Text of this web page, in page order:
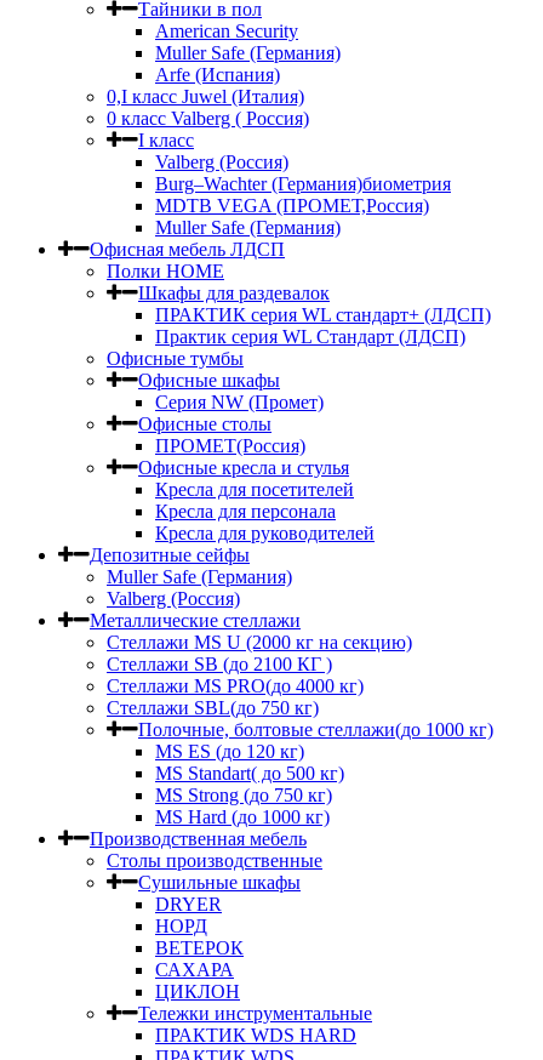
Тайники в пол
American Security
Muller Safe (Германия)
Arfe (Испания)
0,I класс Juwel (Италия)
0 класс Valberg ( Россия)
I класс
Valberg (Россия)
Burg–Wachter (Германия)биометрия
MDTB VEGA (ПРОМЕТ,Россия)
Muller Safe (Германия)
Офисная мебель ЛДСП
Полки HOME
Шкафы для раздевалок
ПРАКТИК серия WL стандарт+ (ЛДСП)
Практик серия WL Стандарт (ЛДСП)
Офисные тумбы
Офисные шкафы
Серия NW (Промет)
Офисные столы
ПРОМЕТ(Россия)
Офисные кресла и стулья
Кресла для посетителей
Кресла для персонала
Кресла для руководителей
Депозитные сейфы
Muller Safe (Германия)
Valberg (Россия)
Металлические стеллажи
Стеллажи MS U (2000 кг на секцию)
Стеллажи SB (до 2100 КГ )
Стеллажи MS PRO(до 4000 кг)
Стеллажи SBL(до 750 кг)
Полочные, болтовые стеллажи(до 1000 кг)
MS ES (до 120 кг)
MS Standart( до 500 кг)
MS Strong (до 750 кг)
MS Hard (до 1000 кг)
Производственная мебель
Столы производственные
Сушильные шкафы
DRYER
НОРД
ВЕТЕРОК
САХАРА
ЦИКЛОН
Тележки инструментальные
ПРАКТИК WDS HARD